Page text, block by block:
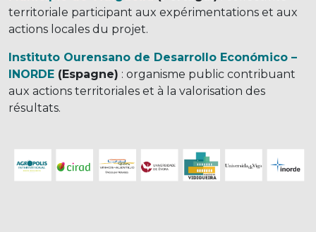
territoriale participant aux expérimentations et aux
actions locales du projet.
Instituto Ourensano de Desarrollo Económico –
INORDE (Espagne) : organisme public contribuant
aux actions territoriales et à la valorisation des
résultats.